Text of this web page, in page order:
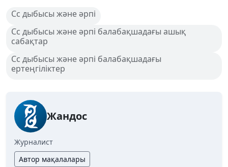
Сс дыбысы және әрпі
Сс дыбысы және әрпі балабақшадағы ашық
сабақтар
Сс дыбысы және әрпі балабақшадағы
ертеңгіліктер
Жандос
Журналист
Автор мақалалары